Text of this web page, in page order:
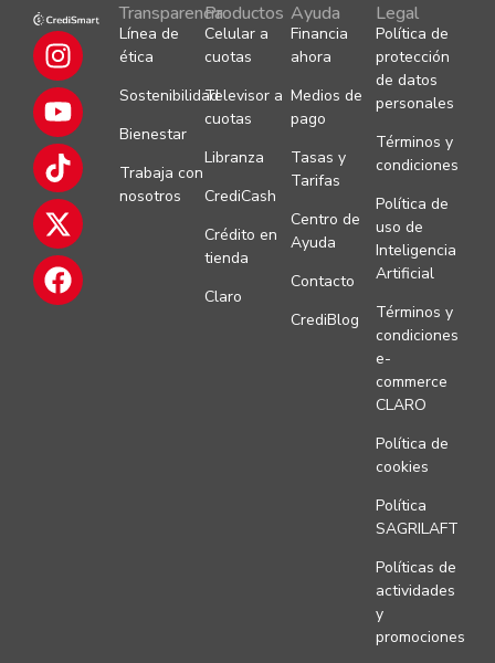
Transparencia
Línea de
ética
Sostenibilidad
Bienestar
Trabaja con
nosotros
Productos
Celular a
cuotas
Televisor a
cuotas
Libranza
CrediCash
Crédito en
tienda
Claro
Ayuda
Financia
ahora
Medios de
pago
Tasas y
Tarifas
Centro de
Ayuda
Contacto
CrediBlog
Legal
Política de
protección
de datos
personales
Términos y
condiciones
Política de
uso de
Inteligencia
Artificial
Términos y
condiciones
e-
commerce
CLARO
Política de
cookies
Política
SAGRILAFT
Políticas de
actividades
y
promociones